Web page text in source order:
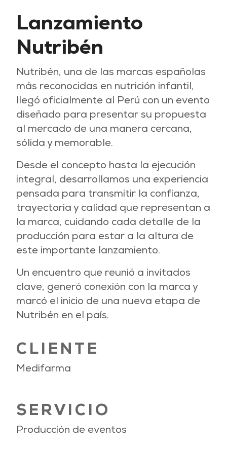
Lanzamiento
Nutribén
Nutribén, una de las marcas españolas
más reconocidas en nutrición infantil,
llegó oficialmente al Perú con un evento
diseñado para presentar su propuesta
al mercado de una manera cercana,
sólida y memorable.
Desde el concepto hasta la ejecución
integral, desarrollamos una experiencia
pensada para transmitir la confianza,
trayectoria y calidad que representan a
la marca, cuidando cada detalle de la
producción para estar a la altura de
este importante lanzamiento.
Un encuentro que reunió a invitados
clave, generó conexión con la marca y
marcó el inicio de una nueva etapa de
Nutribén en el país.
CLIENTE
Medifarma
SERVICIO
Producción de eventos